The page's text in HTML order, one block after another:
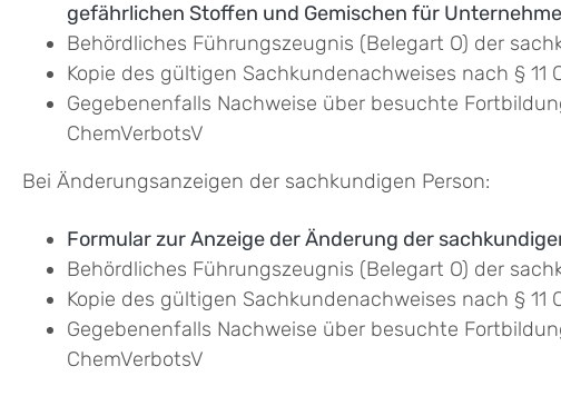
gefährlichen Stoffen und Gemischen für
Behördliches Führungszeugnis (Belegart O) der
Kopie des gültigen Sachkundenachweises nach § 11
Gegebenenfalls Nachweise über besuchte
ChemVerbotsV
Bei Änderungsanzeigen der sachkundigen Person:
Formular zur Anzeige der Änderung der
Behördliches Führungszeugnis (Belegart O) der
Kopie des gültigen Sachkundenachweises nach § 11
Gegebenenfalls Nachweise über besuchte
ChemVerbotsV